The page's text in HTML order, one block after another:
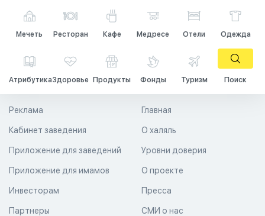
Мечеть Ресторан Кафе Медресе Отели Одежда
АтрибутикаЗдоровье Продукты Фонды Туризм Поиск
Главная
О халяль
Уровни доверия
Реклама
Кабинет заведения
Приложение для заведений
Приложение для имамов О проекте
Пресса
СМИ о нас
Инвесторам
Партнеры